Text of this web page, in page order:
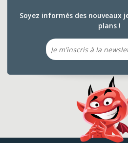
Soyez informés des nouveaux
plans !
Email